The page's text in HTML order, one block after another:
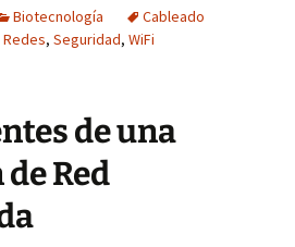
Biotecnología
Cableado
Redes, Seguridad, WiFi
de una
Red